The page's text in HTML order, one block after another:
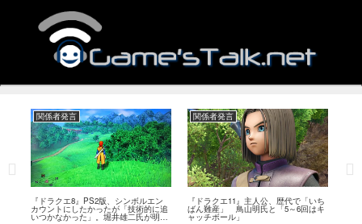
関係者発言
『ドラクエ8』PS2版、シンボルエン
カウントにしたかったが「技術的に追
いつかなかった」。堀井雄二氏が明か
関係者発言
『ドラクエ11』主人公、歴代で「いち
ばん難産」 鳥山明氏と「5～6回はキ
ャッチボール」